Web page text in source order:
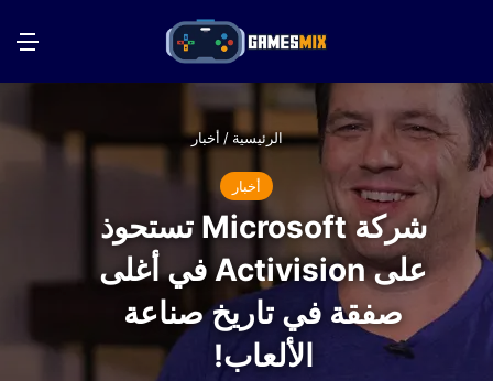
الرئيسية / أخبار
أخبار
شركة Microsoft تستحوذ
على Activision في أغلى
صفقة في تاريخ صناعة
الألعاب!